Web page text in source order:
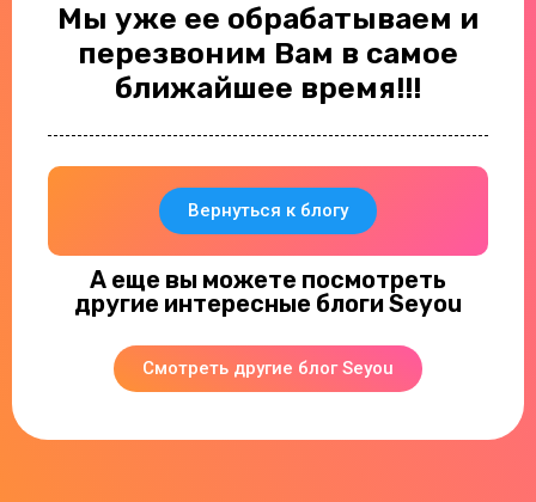
Мы уже ее обрабатываем и
перезвоним Вам в самое
ближайшее время!!!
Вернуться к блогу
А еще вы можете посмотреть
другие интересные блоги Seyou
Смотреть другие блог Seyou